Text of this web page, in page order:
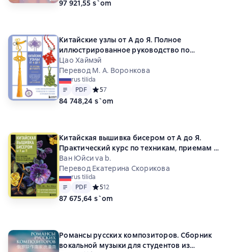
97 921,55 s`om
Китайские узлы от А до Я. Полное
иллюстрированное руководство по
техникам и приемам плетения
Цао Хаймэй
Перевод М. А. Воронкова
rus tilida
Matn
PDF
PDF Средний рейтинг 5 на основе 7 оценок
57
84 748,24 s`om
Китайская вышивка бисером от А до Я.
Практический курс по техникам, приемам и
дизайнам
Ван Юйси va b.
Перевод Екатерина Скорикова
rus tilida
Matn
PDF
PDF Средний рейтинг 5 на основе 12 оценок
512
87 675,64 s`om
Романсы русских композиторов. Сборник
вокальной музыки для студентов из